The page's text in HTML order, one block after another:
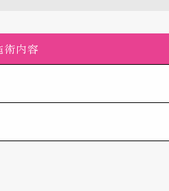
術内容